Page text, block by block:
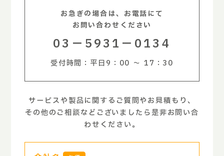
お急ぎの場合は、お電話にて
お問い合わせください
03−5931−0134
受付時間：平日9：00 ～ 17：30
サービスや製品に関するご質問やお見積もり、
その他のご相談などございましたら是非お問い合
わせください。